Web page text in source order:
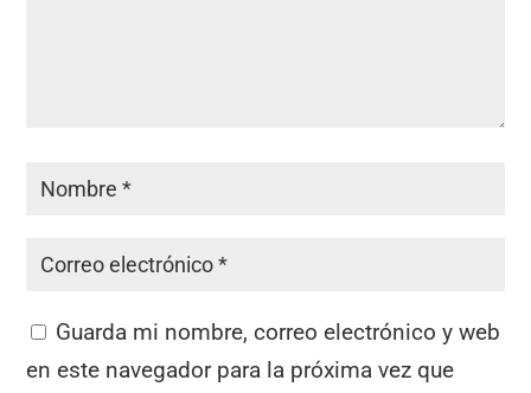
Guarda mi nombre, correo electrónico y web
en este navegador para la próxima vez que